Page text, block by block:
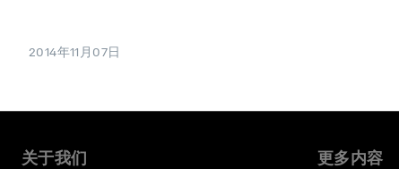
2014年11月07日
关于我们 更多内容